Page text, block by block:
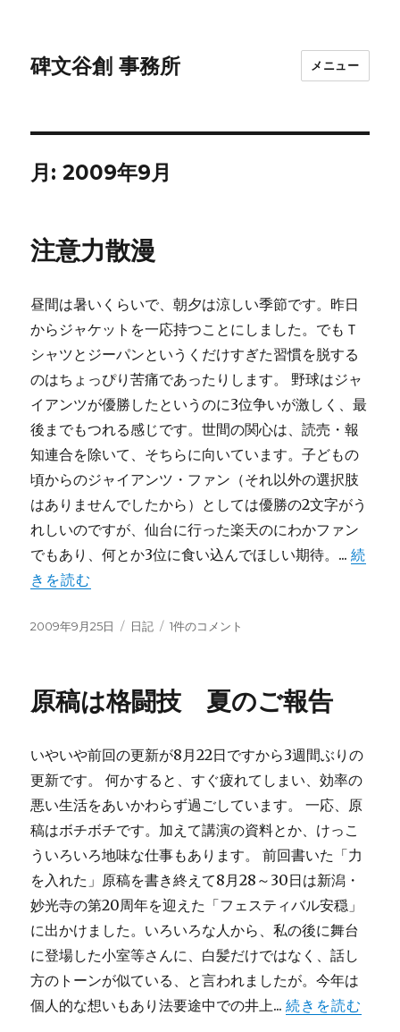
碑文谷創 事務所 メニュー
月:2009年9月
注意力散漫
昼間は暑いくらいで、朝夕は涼しい季節です。昨日
からジャケットを一応持つことにしました。でもＴ
シャツとジーパンというくだけすぎた習慣を脱する
のはちょっぴり苦痛であったりします。 野球はジャ
イアンツが優勝したというのに3位争いが激しく、最
後までもつれる感じです。世間の関心は、読売・報
知連合を除いて、そちらに向いています。子どもの
頃からのジャイアンツ・ファン（それ以外の選択肢
はありませんでしたから）としては優勝の2文字がう
れしいのですが、仙台に行った楽天のにわかファン
でもあり、何とか3位に食い込んでほしい期待。...続
きを読む
投
2009年9月25日
カ
ー
日記
注
漫
1件のコメント
原稿は格闘技 夏のご報告
いやいや前回の更新が8月22日ですから3週間ぶりの
更新です。 何かすると、すぐ疲れてしまい、効率の
悪い生活をあいかわらず過ごしています。 一応、原
稿はボチボチです。加えて講演の資料とか、けっこ
ういろいろ地味な仕事もあります。 前回書いた「力
を入れた」原稿を書き終えて8月28～30日は新潟・
妙光寺の第20周年を迎えた「フェスティバル安穏」
に出かけました。いろいろな人から、私の後に舞台
に登場した小室等さんに、白髪だけではなく、話し
方のトーンが似ている、と言われましたが。今年は
個人的な想いもあり法要途中での井上...続きを読む